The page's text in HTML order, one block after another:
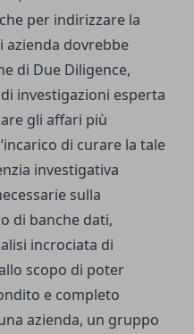
per indirizzare la
azienda dovrebbe
di Due Diligence,
investigazioni esperta
gli affari più
di curare la tale
investigativa
sulla
di banche dati,
incrociata di
scopo di poter
e completo
azienda, un gruppo